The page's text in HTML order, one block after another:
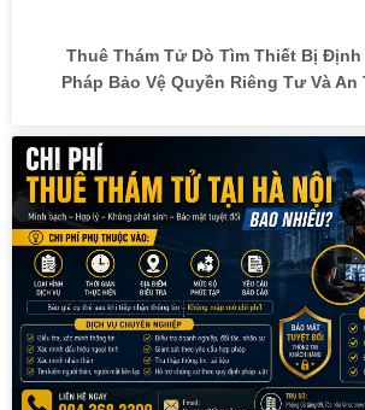
Thuê Thám Tử Dò Tìm Thiết Bị Định
Pháp Bảo Vệ Quyền Riêng Tư Và An